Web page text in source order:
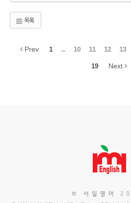
목록
Prev 1 ... 10 11 12 13
19 Next
© 서일영어